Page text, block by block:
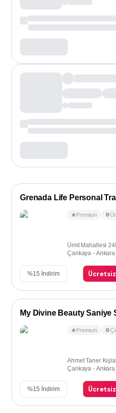
Premium
Ümit Mahallesi
Çankaya - Ankara
%15 İndirim
My Divine Beauty Saniye
Premium
Ahmet Taner
Çankaya - Ankara
%15 İndirim